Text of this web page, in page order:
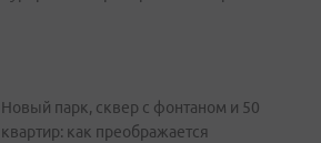
Новый парк, сквер с фонтаном и 50
квартир: как преображается